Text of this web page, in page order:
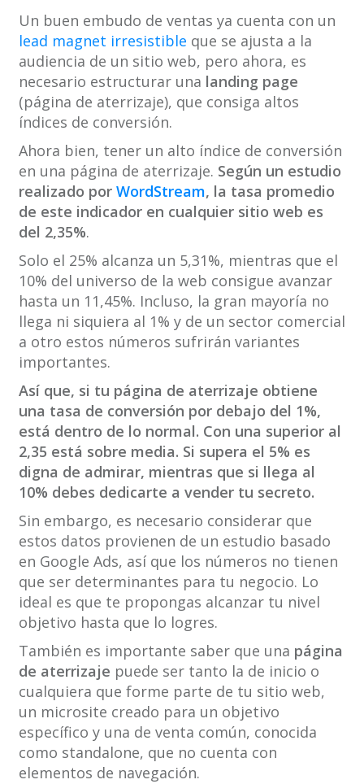
Un buen embudo de ventas ya cuenta con un
lead magnet irresistible que se ajusta a la
audiencia de un sitio web, pero ahora, es
necesario estructurar una landing page
(página de aterrizaje), que consiga altos
índices de conversión.
Ahora bien, tener un alto índice de conversión
en una página de aterrizaje. Según un estudio
realizado por WordStream, la tasa promedio
de este indicador en cualquier sitio web es
del 2,35%.
Solo el 25% alcanza un 5,31%, mientras que el
10% del universo de la web consigue avanzar
hasta un 11,45%. Incluso, la gran mayoría no
llega ni siquiera al 1% y de un sector comercial
a otro estos números sufrirán variantes
importantes.
Así que, si tu página de aterrizaje obtiene
una tasa de conversión por debajo del 1%,
está dentro de lo normal. Con una superior al
2,35 está sobre media. Si supera el 5% es
digna de admirar, mientras que si llega al
10% debes dedicarte a vender tu secreto.
Sin embargo, es necesario considerar que
estos datos provienen de un estudio basado
en Google Ads, así que los números no tienen
que ser determinantes para tu negocio. Lo
ideal es que te propongas alcanzar tu nivel
objetivo hasta que lo logres.
También es importante saber que una página
de aterrizaje puede ser tanto la de inicio o
cualquiera que forme parte de tu sitio web,
un microsite creado para un objetivo
específico y una de venta común, conocida
como standalone, que no cuenta con
elementos de navegación.